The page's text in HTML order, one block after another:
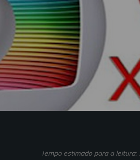
Tempo estimado para a leitura: